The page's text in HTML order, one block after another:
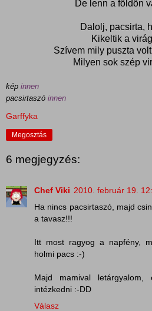
De lenn a földön
Dalolj, pacsirta,
Kikeltik a
Szívem mily puszta
Milyen sok szép
kép innen
pacsirtaszó innen
Garffyka
Megosztás
6 megjegyzés:
Chef Viki 2010. február 19.
Ha nincs pacsirtaszó, majd
a tavasz!!!
Itt most ragyog a napfény,
holmi pacs :-)
Majd mamival
intézkedni :-DD
Válasz